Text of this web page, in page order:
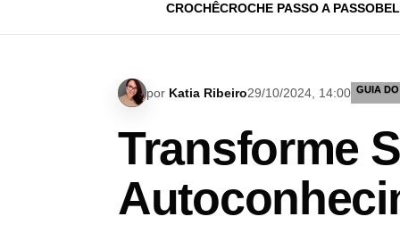
CROCHÊCROCHE PASSO A PASSO
por Katia Ribeiro29/10/2024, 14:00 GUIA
Transforme